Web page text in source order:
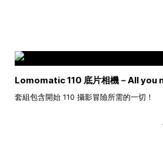
Lomomatic 110 底片相機－All you
套組包含開始 110 攝影冒險所需的一切！